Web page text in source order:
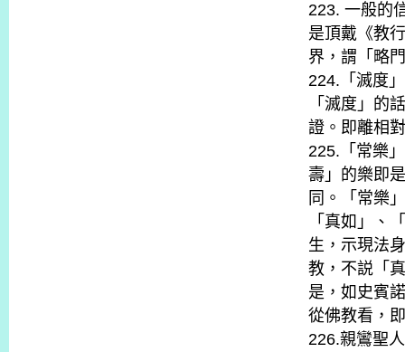
223. 一般的
是頂戴《教
界，謂「略
224.「滅度
「滅度」的
證。即離相
225.「常樂
壽」的樂即
同。「常樂
「真如」、
生，示現法
教，不説「
是，如史賓
從佛教看，
226.親鸞聖